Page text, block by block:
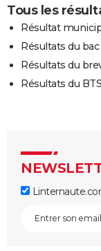
Tous les
Résultat
Résultats du bac
Résultats du
Résultats du